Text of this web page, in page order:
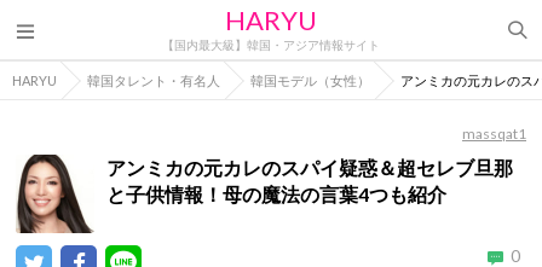
HARYU
【国内最大級】韓国・アジア情報サイト
HARYU 韓国タレント・有名人 韓国モデル（女性） アンミカの元カレのス
massqat1
アンミカの元カレのスパイ疑惑＆超セレブ旦那
と子供情報！母の魔法の言葉4つも紹介
0